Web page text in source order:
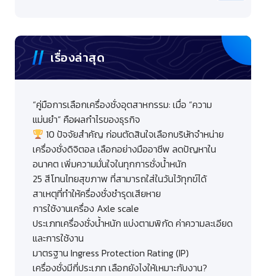
เรื่องล่าสุด
“คู่มือการเลือกเครื่องชั่งอุตสาหกรรม: เมื่อ “ความ
แม่นยำ” คือผลกำไรของธุรกิจ
10 ปัจจัยสำคัญ ก่อนตัดสินใจเลือกบริษัทจำหน่าย
เครื่องชั่งดิจิตอล เลือกอย่างมืออาชีพ ลดปัญหาใน
อนาคต เพิ่มความมั่นใจในทุกการชั่งน้ำหนัก
25 สีโทนไทยสุขภาพ ที่สามารถใส่ในวันไว้ทุกข์ได้
สาเหตุที่ทำให้ครื่องชั่งชำรุดเสียหาย
การใช้งานเครื่อง Axle scale
ประเภทเครื่องชั่งน้ำหนัก แบ่งตามพิกัด ค่าความละเอียด
และการใช้งาน
มาตรฐาน Ingress Protection Rating (IP)
เครื่องชั่งมีกี่ประเภท เลือกยังไงให้เหมาะกับงาน?